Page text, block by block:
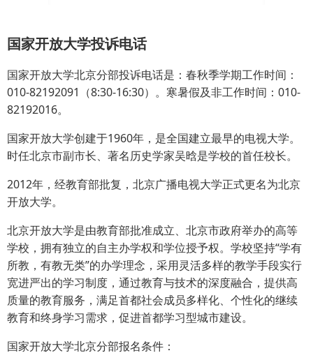
国家开放大学投诉电话
国家开放大学北京分部投诉电话是：春秋季学期工作时间：
010-82192091（8:30-16:30）。寒暑假及非工作时间：010-
82192016。
国家开放大学创建于1960年，是全国建立最早的电视大学。
时任北京市副市长、著名历史学家吴晗是学校的首任校长。
2012年，经教育部批复，北京广播电视大学正式更名为北京
开放大学。
北京开放大学是由教育部批准成立、北京市政府举办的高等
学校，拥有独立的自主办学权和学位授予权。学校坚持“学有
所教，有教无类”的办学理念，采用灵活多样的教学手段实行
宽进严出的学习制度，通过教育与技术的深度融合，提供高
质量的教育服务，满足首都社会成员多样化、个性化的继续
教育和终身学习需求，促进首都学习型城市建设。
国家开放大学北京分部报名条件：